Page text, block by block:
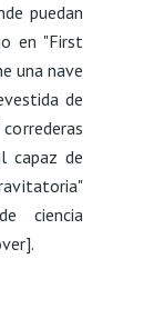
puedan
en "First
una nave
de
capaz de
ciencia